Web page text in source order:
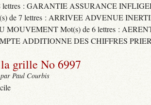
lettres : GARANTIE ASSURANCE
de 7 lettres : ARRIVEE ADVENUE
MOUVEMENT Mot(s) de 6 lettres :
ADDITIONNE DES CHIFFRES
grille No 6997
Paul Courbis